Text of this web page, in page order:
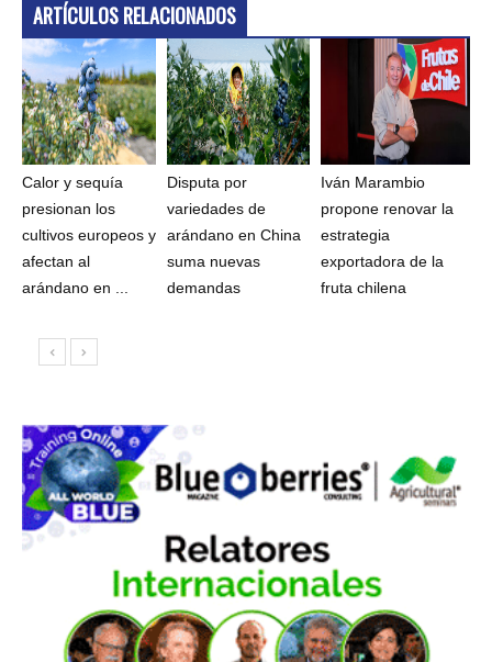
ARTÍCULOS RELACIONADOS
Calor y sequía
presionan los
cultivos europeos y
afectan al
arándano en ...
Disputa por
variedades de
arándano en China
suma nuevas
demandas
Iván Marambio
propone renovar la
estrategia
exportadora de la
fruta chilena